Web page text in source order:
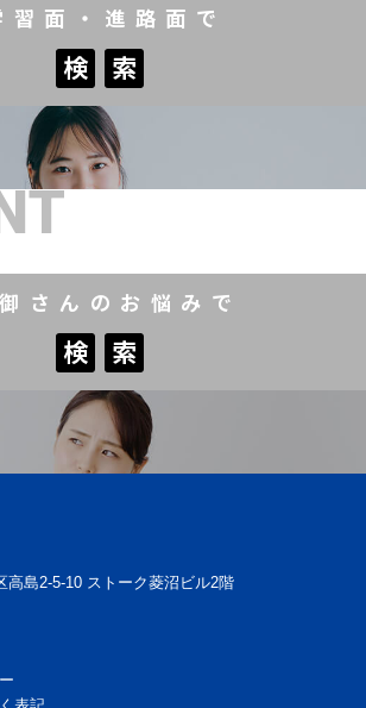
習面・進路面で
検 索
検 索
さんのお悩みで
検 索
検 索
高島2-5-10 ストーク菱沼ビル2階